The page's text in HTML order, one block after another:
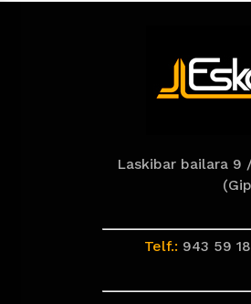
Laskibar bailara 9
Telf.: 943 59